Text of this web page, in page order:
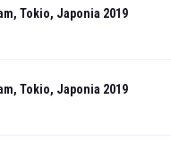
Tokio, Japonia 2019
Tokio, Japonia 2019